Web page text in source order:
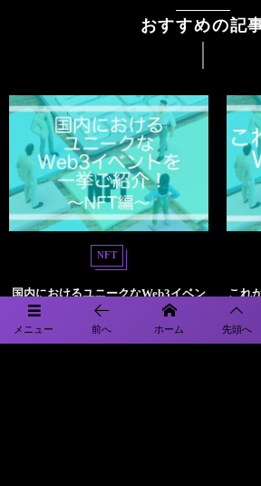
おすすめの記
NFT
国内におけるユニークなWeb3イベン
トを一挙ご紹介！〜NFT編〜
これ
メニュー 前へ ホーム 先頭へ